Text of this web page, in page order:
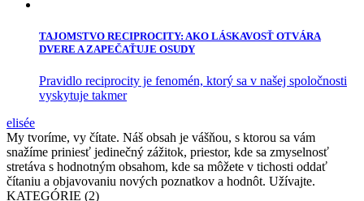
TAJOMSTVO RECIPROCITY: AKO LÁSKAVOSŤ OTVÁRA
DVERE A ZAPEČAŤUJE OSUDY
Pravidlo reciprocity je fenomén, ktorý sa v našej spoločnosti
vyskytuje takmer
elisée
My tvoríme, vy čítate. Náš obsah je vášňou, s ktorou sa vám
snažíme priniesť jedinečný zážitok, priestor, kde sa zmyselnosť
stretáva s hodnotným obsahom, kde sa môžete v tichosti oddať
čítaniu a objavovaniu nových poznatkov a hodnôt. Užívajte.
KATEGÓRIE (2)